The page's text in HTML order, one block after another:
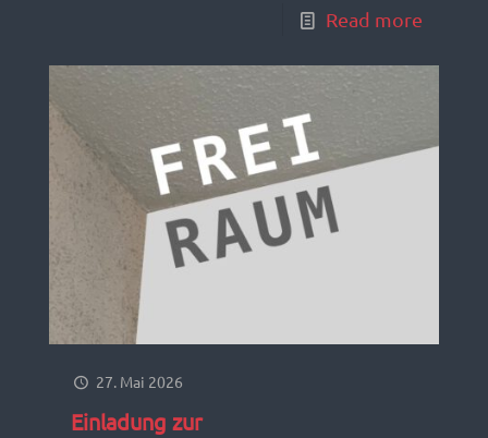
Read more
27. Mai 2026
Einladung zur